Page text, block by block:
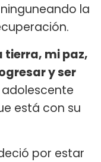
la
tierra, mi paz,
y ser
adolescente
está con su
por estar